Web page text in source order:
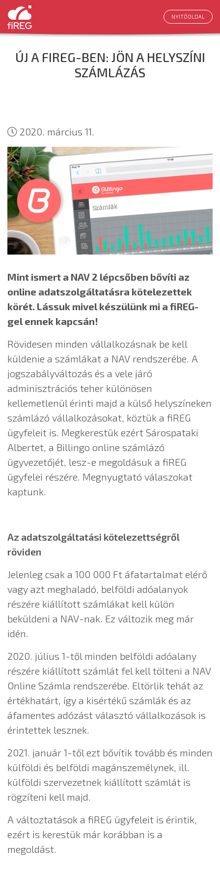
NYITÓOLDAL
ÚJ A FIREG-BEN: JÖN A HELYSZÍNI
SZÁMLÁZÁS
2020. március 11.
Mint ismert a NAV 2 lépcsőben bővíti az
online adatszolgáltatásra kötelezettek
körét. Lássuk mivel készülünk mi a fiREG-
gel ennek kapcsán!
Rövidesen minden vállalkozásnak be kell
küldenie a számlákat a NAV rendszerébe. A
jogszabályváltozás és a vele járó
adminisztrációs teher különösen
kellemetlenül érinti majd a külső helyszíneken
számlázó vállalkozásokat, köztük a fiREG
ügyfeleit is. Megkerestük ezért Sárospataki
Albertet, a Billingo online számlázó
ügyvezetőjét, lesz-e megoldásuk a fiREG
ügyfelei részére. Megnyugtató válaszokat
kaptunk.
Az adatszolgáltatási kötelezettségről
röviden
Jelenleg csak a 100 000 Ft áfatartalmat elérő
vagy azt meghaladó, belföldi adóalanyok
részére kiállított számlákat kell külön
beküldeni a NAV-nak. Ez változik meg már
idén.
2020. július 1-től minden belföldi adóalany
részére kiállított számlát fel kell tölteni a NAV
Online Számla rendszerébe. Eltörlik tehát az
értékhatárt, így a kisértékű számlák és az
áfamentes adózást választó vállalkozások is
érintettek lesznek.
2021. január 1-től ezt bővítik tovább és minden
külföldi és belföldi magánszemélynek, ill.
külföldi szervezetnek kiállított számlát is
rögzíteni kell majd.
A változtatások a fiREG ügyfeleit is érintik,
ezért is kerestük már korábban is a
megoldást.